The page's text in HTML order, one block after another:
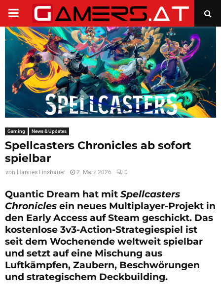
PRIMARY
MENU
Gaming News & Updates
Spellcasters Chronicles ab sofort
spielbar
von Hannes Linsbauer 2. März 2026 0
Quantic Dream hat mit Spellcasters
Chronicles ein neues Multiplayer-Projekt in
den Early Access auf Steam geschickt. Das
kostenlose 3v3-Action-Strategiespiel ist
seit dem Wochenende weltweit spielbar
und setzt auf eine Mischung aus
Luftkämpfen, Zaubern, Beschwörungen
und strategischem Deckbuilding.